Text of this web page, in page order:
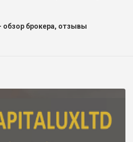
обзор брокера, отзывы